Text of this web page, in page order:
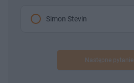
Simon Stevin
Następne pytanie